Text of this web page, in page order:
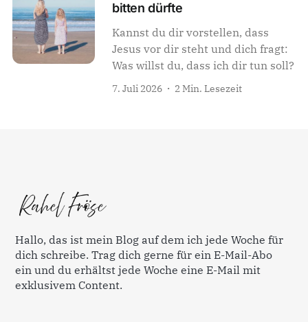
bitten dürfte
Kannst du dir vorstellen, dass
Jesus vor dir steht und dich fragt:
Was willst du, dass ich dir tun soll?
7. Juli 2026 2 Min. Lesezeit
Hallo, das ist mein Blog auf dem ich jede Woche für
dich schreibe. Trag dich gerne für ein E-Mail-Abo
ein und du erhältst jede Woche eine E-Mail mit
exklusivem Content.